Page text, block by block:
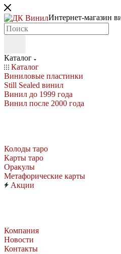
Интернет-магазин
Каталог
Каталог
Виниловые пластинки
Still Sealed винил
Винил до 1999 года
Винил после 2000 года
Колоды таро
Карты таро
Оракулы
Метафорические карты
Акции
Компания
Новости
Контакты